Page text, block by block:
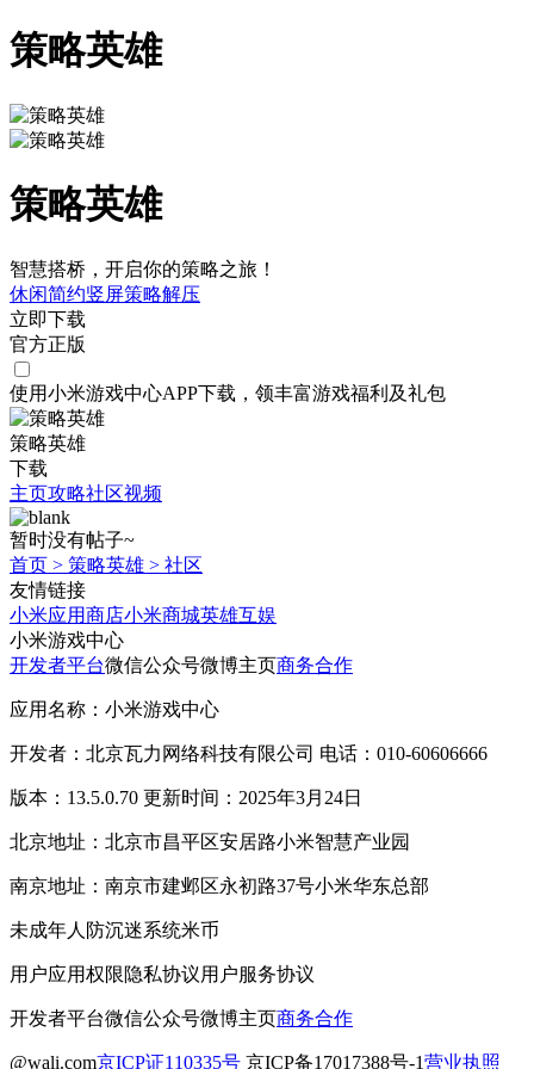
策略英雄
策略英雄
智慧搭桥，开启你的策略之旅！
休闲简约竖屏策略解压
立即下载
官方正版
使用小米游戏中心APP下载 ，领丰富游戏福利 及礼包
策略英雄
下载
主页攻略社区视频
暂时没有帖子~
首页 > 策略英雄 > 社区
友情链接
小米应用商店小米商城英雄互娱
小米游戏中心
开发者平台微信公众号微博主页商务合作
应用名称：小米游戏中心
开发者：北京瓦力网络科技有限公司 电话：010-60606666
版本：13.5.0.70 更新时间：2025年3月24日
北京地址：北京市昌平区安居路小米智慧产业园
南京地址：南京市建邺区永初路37号小米华东总部
未成年人防沉迷系统米币
用户应用权限隐私协议用户服务协议
开发者平台微信公众号微博主页商务合作
@wali.com京ICP证110335号 京ICP备17017388号-1营业执照